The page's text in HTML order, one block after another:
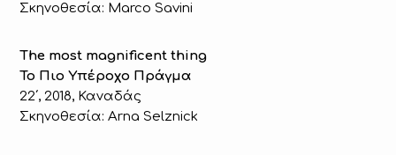
Σκηνοθεσία: Marco Savini
The most magnificent thing
Το Πιο Υπέροχο Πράγμα
22΄, 2018, Καναδάς
Σκηνοθεσία: Arna Selznick